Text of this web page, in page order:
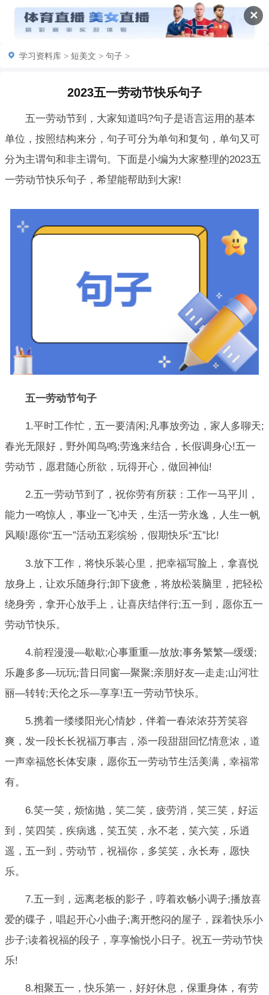
✕
学习资料库 > 短美文 > 句子 >
2023五一劳动节快乐句子
五一劳动节到，大家知道吗?句子是语言运用的基本
单位，按照结构来分，句子可分为单句和复句，单句又可
分为主谓句和非主谓句。下面是小编为大家整理的2023五
一劳动节快乐句子，希望能帮助到大家!
五一劳动节句子
1.平时工作忙，五一要清闲;凡事放旁边，家人多聊天;
春光无限好，野外闻鸟鸣;劳逸来结合，长假调身心!五一
劳动节，愿君随心所欲，玩得开心，做回神仙!
2.五一劳动节到了，祝你劳有所获：工作一马平川，
能力一鸣惊人，事业一飞冲天，生活一劳永逸，人生一帆
风顺!愿你“五一”活动五彩缤纷，假期快乐“五”比!
3.放下工作，将快乐装心里，把幸福写脸上，拿喜悦
放身上，让欢乐随身行;卸下疲惫，将放松装脑里，把轻松
绕身旁，拿开心放手上，让喜庆结伴行;五一到，愿你五一
劳动节快乐。
4.前程漫漫—歇歇;心事重重—放放;事务繁繁—缓缓;
乐趣多多—玩玩;昔日同窗—聚聚;亲朋好友—走走;山河壮
丽—转转;天伦之乐—享享!五一劳动节快乐。
5.携着一缕缕阳光心情妙，伴着一春浓浓芬芳笑容
爽，发一段长长祝福万事吉，添一段甜甜回忆情意浓，道
一声幸福悠长体安康，愿你五一劳动节生活美满，幸福常
有。
6.笑一笑，烦恼抛，笑二笑，疲劳消，笑三笑，好运
到，笑四笑，疾病逃，笑五笑，永不老，笑六笑，乐逍
遥，五一到，劳动节，祝福你，多笑笑，永长寿，愿快
乐。
7.五一到，远离老板的影子，哼着欢畅小调子;播放喜
爱的碟子，唱起开心小曲子;离开憋闷的屋子，踩着快乐小
步子;读着祝福的段子，享享愉悦小日子。祝五一劳动节快
乐!
8.相聚五一，快乐第一，好好休息，保重身体，有劳